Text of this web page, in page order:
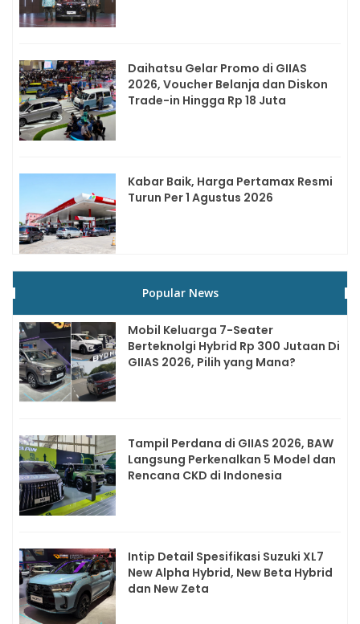
Daihatsu Gelar Promo di GIIAS
2026, Voucher Belanja dan Diskon
Trade-in Hingga Rp 18 Juta
Kabar Baik, Harga Pertamax Resmi
Turun Per 1 Agustus 2026
Popular News
Mobil Keluarga 7-Seater
Berteknolgi Hybrid Rp 300 Jutaan Di
GIIAS 2026, Pilih yang Mana?
Tampil Perdana di GIIAS 2026, BAW
Langsung Perkenalkan 5 Model dan
Rencana CKD di Indonesia
Intip Detail Spesifikasi Suzuki XL7
New Alpha Hybrid, New Beta Hybrid
dan New Zeta